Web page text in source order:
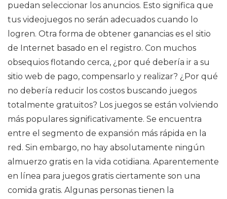
puedan seleccionar los anuncios. Esto significa que
tus videojuegos no serán adecuados cuando lo
logren. Otra forma de obtener ganancias es el sitio
de Internet basado en el registro. Con muchos
obsequios flotando cerca, ¿por qué debería ir a su
sitio web de pago, compensarlo y realizar? ¿Por qué
no debería reducir los costos buscando juegos
totalmente gratuitos? Los juegos se están volviendo
más populares significativamente. Se encuentra
entre el segmento de expansión más rápida en la
red. Sin embargo, no hay absolutamente ningún
almuerzo gratis en la vida cotidiana. Aparentemente
en línea para juegos gratis ciertamente son una
comida gratis. Algunas personas tienen la